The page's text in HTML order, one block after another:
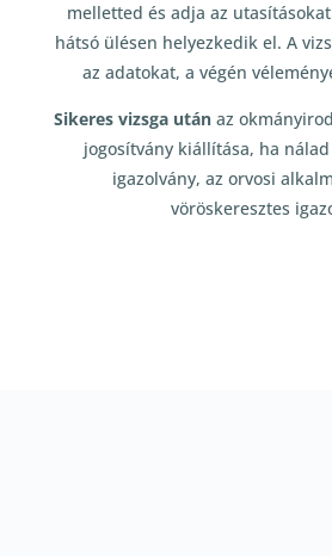
melletted és adja az
hátsó ülésen helyezkedik el. A
az adatokat, a végén
Sikeres vizsga utánaz
jogosítvány kiállítása, ha
igazolvány, az orvosi
vöröskeresztes